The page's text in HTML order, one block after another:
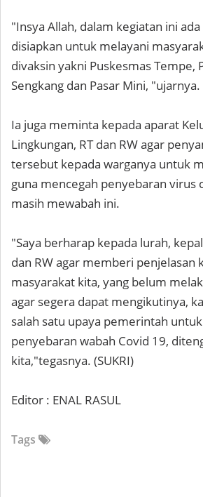
"Insya Allah, dalam kegiatan ini
disiapkan untuk melayani
divaksin yakni Puskesmas Tempe,
Sengkang dan Pasar Mini, "ujarnya.
Ia juga meminta kepada aparat
Lingkungan, RT dan RW agar
tersebut kepada warganya untuk
guna mencegah penyebaran virus
masih mewabah ini.
"Saya berharap kepada lurah,
dan RW agar memberi penjelasan
masyarakat kita, yang belum
agar segera dapat mengikutinya,
salah satu upaya pemerintah
penyebaran wabah Covid 19,
kita,"tegasnya. (SUKRI)
Editor : ENAL RASUL
Tags